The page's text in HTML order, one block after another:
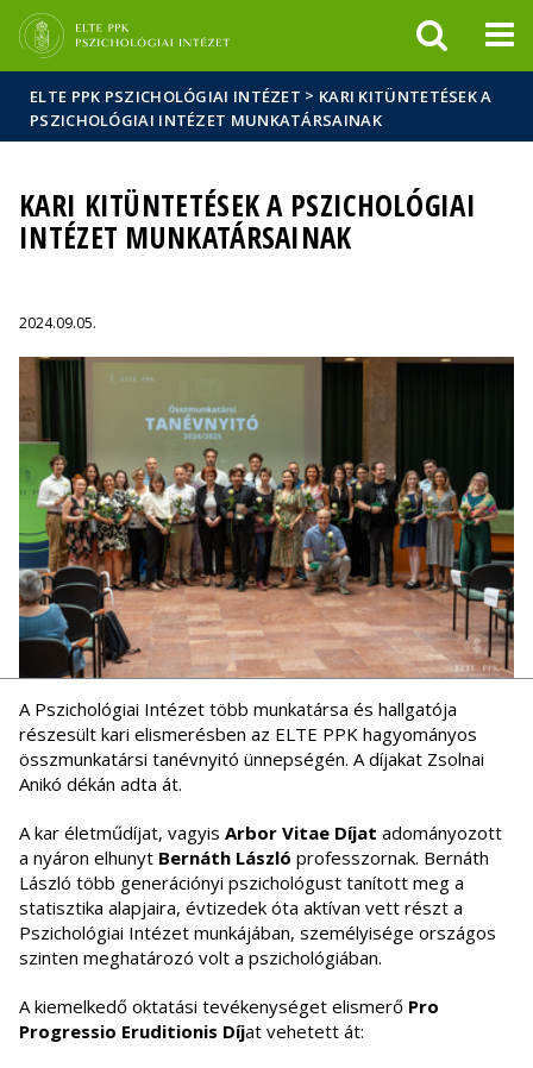
sajtóban
ELTE PPK PSZICHOLÓGIAI INTÉZET > KARI KITÜNTETÉSEK A
PSZICHOLÓGIAI INTÉZET MUNKATÁRSAINAK
KARI KITÜNTETÉSEK A PSZICHOLÓGIAI
INTÉZET MUNKATÁRSAINAK
2024.09.05.
A Pszichológiai Intézet több munkatársa és hallgatója
részesült kari elismerésben az ELTE PPK hagyományos
összmunkatársi tanévnyitó ünnepségén. A díjakat Zsolnai
Anikó dékán adta át.
A kar életműdíjat, vagyis Arbor Vitae Díjat adományozott
a nyáron elhunyt Bernáth László professzornak. Bernáth
László több generációnyi pszichológust tanított meg a
statisztika alapjaira, évtizedek óta aktívan vett részt a
Pszichológiai Intézet munkájában, személyisége országos
szinten meghatározó volt a pszichológiában.
A kiemelkedő oktatási tevékenységet elismerő Pro
Progressio Eruditionis Díjat vehetett át: